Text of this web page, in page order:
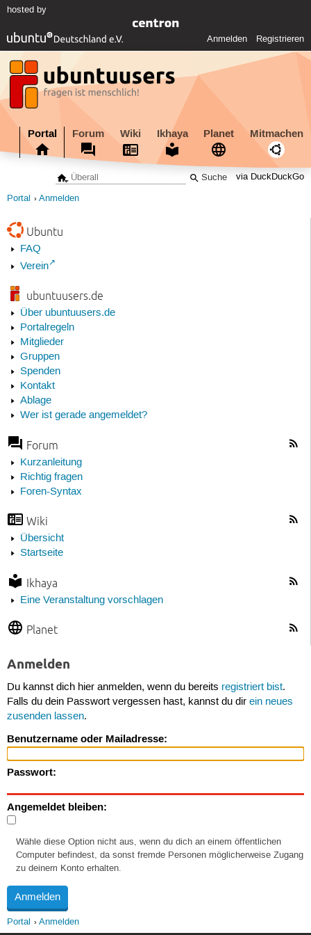
hosted by
Anmelden Registrieren
Portal Forum Wiki Ikhaya Planet Mitmachen
via DuckDuckGo
Portal Anmelden
Ubuntu
FAQ
Verein
ubuntuusers.de
Über ubuntuusers.de
Portalregeln
Mitglieder
Gruppen
Spenden
Kontakt
Ablage
Wer ist gerade angemeldet?
Forum
Kurzanleitung
Richtig fragen
Foren-Syntax
Wiki
Übersicht
Startseite
Ikhaya
Eine Veranstaltung vorschlagen
Planet
Anmelden
Du kannst dich hier anmelden, wenn du bereits registriert bist.
Falls du dein Passwort vergessen hast, kannst du dir ein neues
zusenden lassen.
Benutzername oder Mailadresse:
Passwort:
Angemeldet bleiben:
Wähle diese Option nicht aus, wenn du dich an einem öffentlichen
Computer befindest, da sonst fremde Personen möglicherweise Zugang
zu deinem Konto erhalten.
Portal Anmelden